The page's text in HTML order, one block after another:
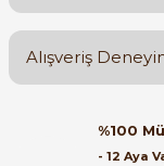
Ürün
Alışveriş
Orijinal kutusuyla
ulaştı elimize.
%100
- 12 Aya